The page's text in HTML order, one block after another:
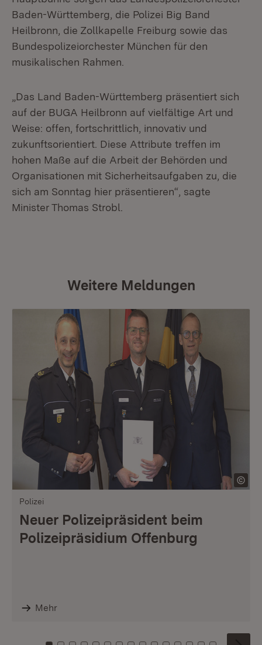
Baden-Württemberg, die Polizei Big Band
Heilbronn, die Zollkapelle Freiburg sowie das
Bundespolizeiorchester München für den
musikalischen Rahmen.
„Das Land Baden-Württemberg präsentiert sich
auf der BUGA Heilbronn auf vielfältige Art und
Weise: offen, fortschrittlich, innovativ und
zukunftsorientiert. Diese Attribute treffen im
hohen Maße auf die Arbeit der Behörden und
Organisationen mit Sicherheitsaufgaben zu, die
sich am Sonntag hier präsentieren“, sagte
Minister Thomas Strobl.
Weitere Meldungen
Polizei
Neuer Polizeipräsident beim
Polizeipräsidium Offenburg
Mehr